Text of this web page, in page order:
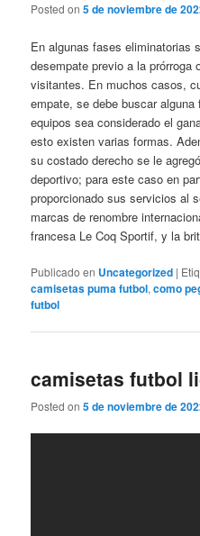
Posted on5 de noviembre de
En algunas fases eliminatorias
desempate previo a la
visitantes. En muchos casos,
empate, se debe buscar
equipos sea considerado el
esto existen varias formas.
su costado derecho se le
deportivo; para este caso en
proporcionado sus servicios al
marcas de renombre
francesa Le Coq Sportif, y la
Publicado en Uncategorized |
camisetas puma futbol,como
futbol
camisetas futbol
Posted on5 de noviembre de